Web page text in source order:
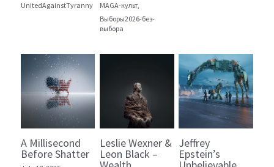
UnitedAgainstTyranny
MAGA-культ,
Выборы2026-без-
выбора
A Millisecond
Before Shatter
Leslie Wexner &
Leon Black –
Jeffrey
Epstein’s